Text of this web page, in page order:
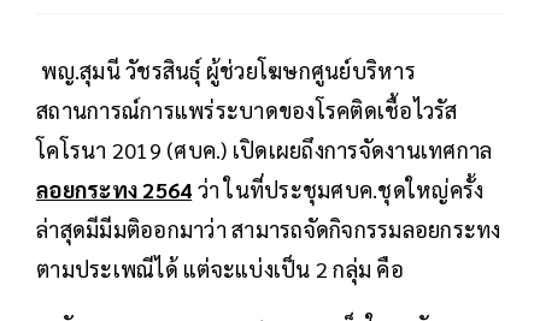
พญ.สุมนี วัชรสินธุ์ ผู้ช่วยโฆษกศูนย์บริหาร
สถานการณ์การแพร่ระบาดของโรคติดเชื้อไวรัส
โคโรนา 2019 (ศบค.) เปิดเผยถึงการจัดงานเทศกาล
ลอยกระทง 2564 ว่า ในที่ประชุมศบค.ชุดใหญ่ครั้ง
ล่าสุดมีมีมติออกมาว่า สามารถจัดกิจกรรมลอยกระทง
ตามประเพณีได้ แต่จะแบ่งเป็น 2 กลุ่ม คือ